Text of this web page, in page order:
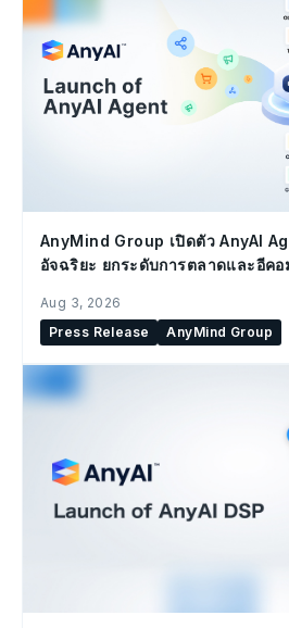
AnyMind Group เปิดตัว AnyAI
อัจฉริยะ ยกระดับการตลาดและอีค
Aug 3, 2026
Press Release
AnyMind Group